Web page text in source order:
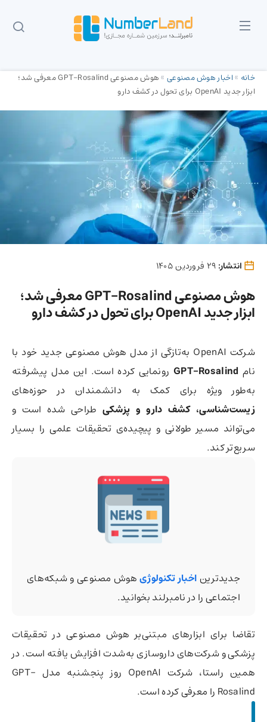
خانه »اخبار هوش مصنوعی»
هوش مصنوعی GPT-Rosalind معرفی شد؛
ابزار جدید OpenAI برای تحول در کشف دارو
انتشار:
هوش مصنوعی GPT-Rosalind معرفی شد؛
ابزار جدید OpenAI برای تحول در کشف دارو
شرکت OpenAI به‌تازگی از مدل هوش مصنوعی جدید خود با
نام GPT-Rosalind رونمایی کرده است. این مدل پیشرفته
به‌طور ویژه برای کمک به دانشمندان در حوزه‌های
زیست‌شناسی، کشف دارو و پزشکی طراحی شده است و
می‌تواند مسیر طولانی و پیچیده‌ی تحقیقات علمی را بسیار
سریع‌تر کند.
جدیدتریناخبار تکنولوژیهوش مصنوعی و شبکه‌های
اجتماعی را در نامبرلند بخوانید.
تقاضا برای ابزارهای مبتنی‌بر هوش مصنوعی در تحقیقات
پزشکی و شرکت‌های داروسازی به‌شدت افزایش یافته است. در
همین راستا، شرکت OpenAI روز پنجشنبه مدل GPT-
Rosalind را معرفی کرده است.